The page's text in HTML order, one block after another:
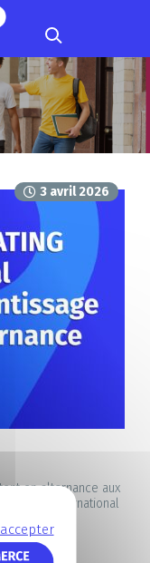
3 avril 2026
en alternance aux
international
vous